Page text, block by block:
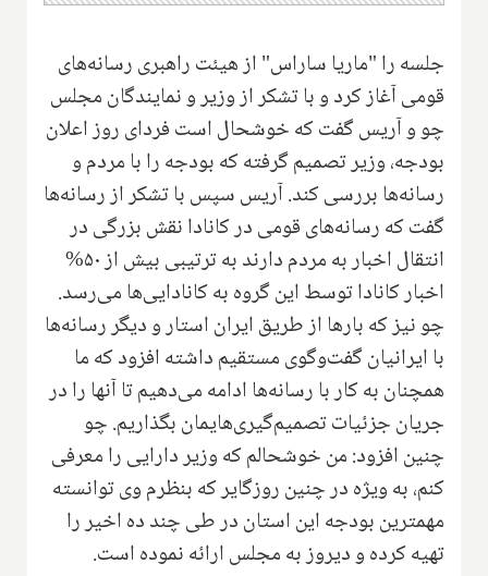
جلسه را "ماریا ساراس" از هیئت راهبری رسانه‌های
قومی آغاز کرد و با تشکر از وزیر و نمایندگان مجلس
چو و آریس گفت که خوشحال است فردای روز اعلان
بودجه، وزیر تصمیم گرفته که بودجه را با مردم و
رسانه‌ها بررسی کند. آریس سپس با تشکر از رسانه‌ها
گفت که رسانه‌های قومی در کانادا نقش بزرگی در
انتقال اخبار به مردم دارند به ترتیبی بیش از ۵۰%
اخبار کانادا توسط این گروه به کانادایی‌ها می‌رسد.
چو نیز که بارها از طریق ایران استار و دیگر رسانه‌ها
با ایرانیان گفت‌وگوی مستقیم داشته افزود که ما
همچنان به کار با رسانه‌ها ادامه می‌دهیم تا آنها را در
جریان جزئیات تصمیم‌گیری‌هایمان بگذاریم. چو
چنین افزود: من خوشحالم که وزیر دارایی را معرفی
کنم، به ویژه در چنین روزگایر که بنظرم وی توانسته
مهمترین بودجه این استان در طی چند ده اخیر را
تهیه کرده و دیروز به مجلس ارائه نموده است.